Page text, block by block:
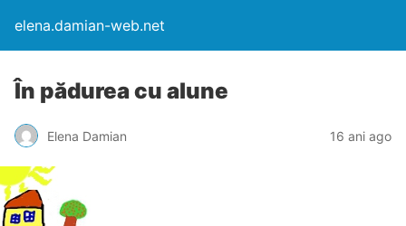
elena.damian-web.net
În pădurea cu alune
Elena Damian 16 ani ago